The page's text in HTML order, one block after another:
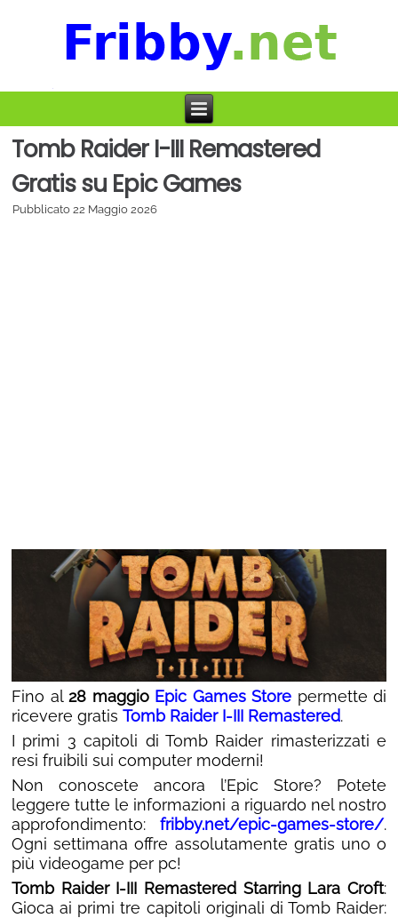
Tomb Raider I-III Remastered
Gratis su Epic Games
Pubblicato 22 Maggio 2026
Fino al 28 maggio Epic Games Store permette di
ricevere gratis Tomb Raider I-III Remastered.
I primi 3 capitoli di Tomb Raider rimasterizzati e
resi fruibili sui computer moderni!
Non conoscete ancora l’Epic Store? Potete
leggere tutte le informazioni a riguardo nel nostro
approfondimento: fribby.net/epic-games-store/.
Ogni settimana offre assolutamente gratis uno o
più videogame per pc!
Tomb Raider I-III Remastered Starring Lara Croft:
Gioca ai primi tre capitoli originali di Tomb Raider: